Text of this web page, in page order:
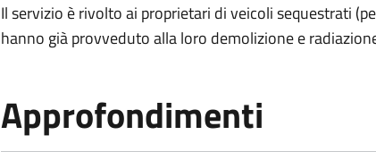
Il servizio è rivolto ai proprietari di veicoli sequestrati
hanno già provveduto alla loro demolizione e
Approfondimenti